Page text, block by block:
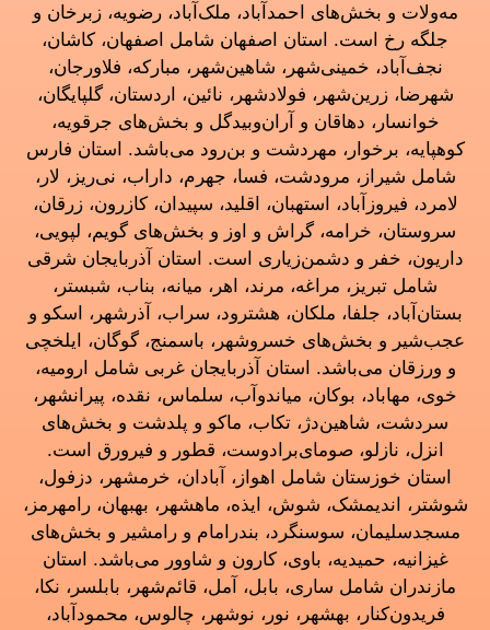
مه‌ولات و بخش‌های احمدآباد، ملک‌آباد، رضویه، زبرخان و
جلگه رخ است. استان اصفهان شامل اصفهان، کاشان،
نجف‌آباد، خمینی‌شهر، شاهین‌شهر، مبارکه، فلاورجان،
شهرضا، زرین‌شهر، فولادشهر، نائین، اردستان، گلپایگان،
خوانسار، دهاقان و آران‌وبیدگل و بخش‌های جرقویه،
کوهپایه، برخوار، مهردشت و بن‌رود می‌باشد. استان فارس
شامل شیراز، مرودشت، فسا، جهرم، داراب، نی‌ریز، لار،
لامرد، فیروزآباد، استهبان، اقلید، سپیدان، کازرون، زرقان،
سروستان، خرامه، گراش و اوز و بخش‌های گویم، لپویی،
داریون، خفر و دشمن‌زیاری است. استان آذربایجان شرقی
شامل تبریز، مراغه، مرند، اهر، میانه، بناب، شبستر،
بستان‌آباد، جلفا، ملکان، هشترود، سراب، آذرشهر، اسکو و
عجب‌شیر و بخش‌های خسروشهر، باسمنج، گوگان، ایلخچی
و ورزقان می‌باشد. استان آذربایجان غربی شامل ارومیه،
خوی، مهاباد، بوکان، میاندوآب، سلماس، نقده، پیرانشهر،
سردشت، شاهین‌دژ، تکاب، ماکو و پلدشت و بخش‌های
انزل، نازلو، صومای‌برادوست، قطور و فیرورق است.
استان خوزستان شامل اهواز، آبادان، خرمشهر، دزفول،
شوشتر، اندیمشک، شوش، ایذه، ماهشهر، بهبهان، رامهرمز،
مسجدسلیمان، سوسنگرد، بندرامام و رامشیر و بخش‌های
غیزانیه، حمیدیه، باوی، کارون و شاوور می‌باشد. استان
مازندران شامل ساری، بابل، آمل، قائم‌شهر، بابلسر، نکا،
فریدون‌کنار، بهشهر، نور، نوشهر، چالوس، محمودآباد،